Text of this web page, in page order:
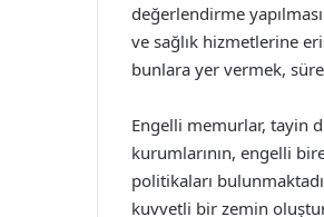
değerlendirme
ve sağlık hizmetlerine
bunlara yer vermek,
Engelli memurlar, tayin
kurumlarının, engelli
politikaları
kuvvetli bir zemin